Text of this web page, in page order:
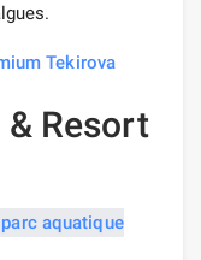
Tekirova
Resort